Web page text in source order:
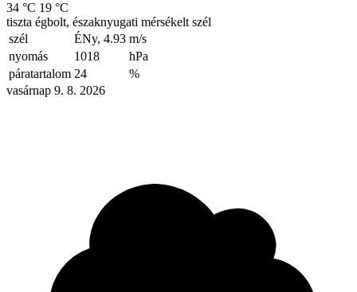
34 °C 19 °C
tiszta égbolt, északnyugati mérsékelt szél
szél
ÉNy, 4.93 m/s
nyomás
1018
hPa
páratartalom 24
%
vasárnap 9. 8. 2026